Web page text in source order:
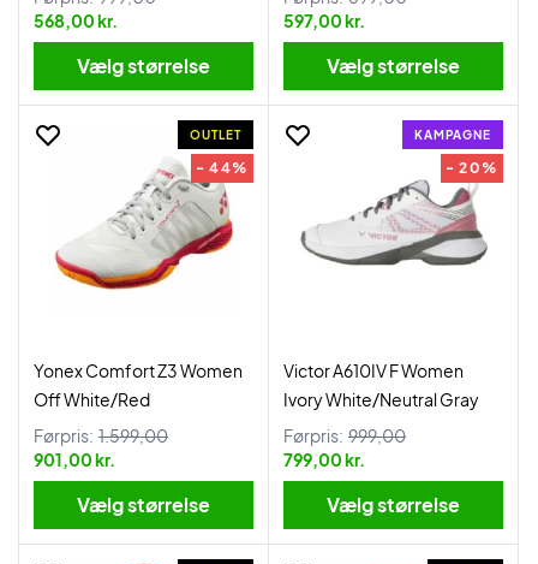
568,00 kr.
Vælg størrelse
597,00 kr.
Vælg størrelse
OUTLET
- 44%
Yonex Comfort Z3 Women
Off White/Red
Førpris: 1.599,00
901,00 kr.
Vælg størrelse
KAMPAGNE
- 20%
Victor A610IV F Women
Ivory White/Neutral Gray
Førpris: 999,00
799,00 kr.
Vælg størrelse